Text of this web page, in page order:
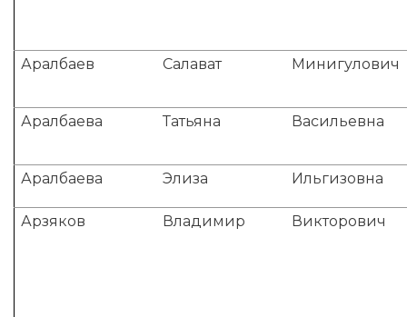
Аралбаев Салават Минигулович
Аралбаева Татьяна Васильевна
Аралбаева Элиза Ильгизовна
Арзяков Владимир Викторович